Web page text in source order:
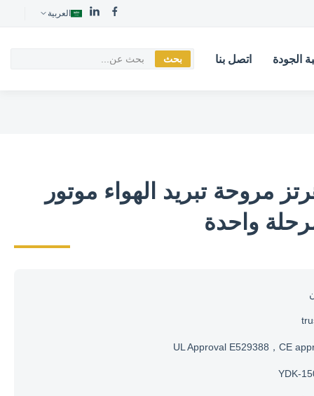
العربية
الجودة اتصل بنا بحث
فولت 50 هرتز مروحة تبريد الهواء موتور
واحدة
UL Approval E529388，CE
YDK-